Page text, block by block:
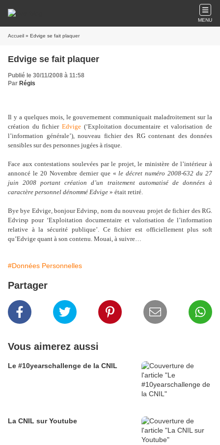
MENU
Accueil » Edvige se fait plaquer
Edvige se fait plaquer
Publié le 30/11/2008 à 11:58
Par Régis
Il y a quelques mois, le gouvernement communiquait maladroitement sur la
création du fichier Edvige(‘Exploitation documentaire et valorisation de
l’information générale’), nouveau fichier des RG contenant des données
sensibles sur des personnes jugées à risque.
Face aux contestations soulevées par le projet, le ministère de l’intérieur à
annoncé le 20 Novembre dernier que «le décret numéro 2008-632 du 27
juin 2008 portant création d’un traitement automatisé de données à
caractère personnel dénommé Edvige » était retiré.
Bye bye Edvige, bonjour Edvirsp, nom du nouveau projet de fichier des RG.
Edvirsp pour ‘Exploitation documentaire et valorisation de l’information
relative à la sécurité publique’. Ce fichier est officiellement plus soft
qu’Edvige quant à son contenu. Mouai, à suivre…
#Données Personnelles
Partager
Vous aimerez aussi
Le #10yearschallenge de la CNIL
La CNIL sur Youtube